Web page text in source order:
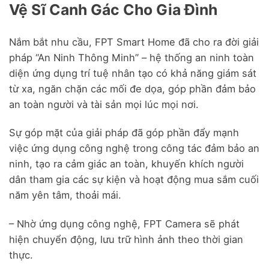
Vệ Sĩ Canh Gác Cho Gia Đình
Nắm bắt nhu cầu, FPT Smart Home đã cho ra đời giải
pháp “An Ninh Thông Minh” – hệ thống an ninh toàn
diện ứng dụng trí tuệ nhân tạo có khả năng giám sát
từ xa, ngăn chặn các mối đe dọa, góp phần đảm bảo
an toàn người và tài sản mọi lúc mọi nơi.
Sự góp mặt của giải pháp đã góp phần đẩy mạnh
việc ứng dụng công nghệ trong công tác đảm bảo an
ninh, tạo ra cảm giác an toàn, khuyến khích người
dân tham gia các sự kiện và hoạt động mua sắm cuối
năm yên tâm, thoải mái.
– Nhờ ứng dụng công nghệ, FPT Camera sẽ phát
hiện chuyển động, lưu trữ hình ảnh theo thời gian
thực.